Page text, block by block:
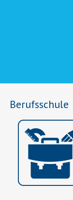
Berufsschule